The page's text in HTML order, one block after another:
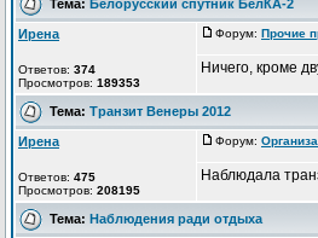
Тема: Белорусский спутник БелКА-2
Ирена
Ответов: 374
Просмотров: 189353
Форум: Прочие
Ничего, кроме
Тема: Транзит Венеры 2012
Ирена
Ответов: 475
Просмотров: 208195
Форум:
Наблюдала
Тема: Наблюдения ради отдыха